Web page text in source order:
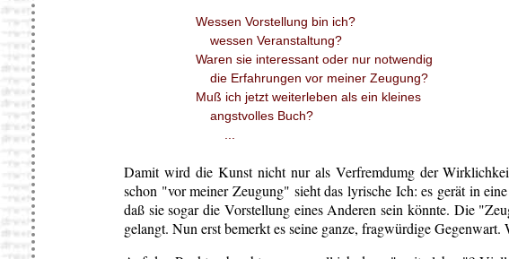
Wessen Vorstellung bin ich?
wessen Veranstaltung?
Waren sie interessant oder nur notwendig
die Erfahrungen vor meiner Zeugung?
Muß ich jetzt weiterleben als ein kleines
angstvolles Buch?
Damit wird die Kunst nicht nur als Verfremdumg der
schon "vor meiner Zeugung" sieht das lyrische Ich: es gerät in
daß sie sogar die Vorstellung eines Anderen sein könnte. Die
gelangt. Nun erst bemerkt es seine ganze, fragwürdige